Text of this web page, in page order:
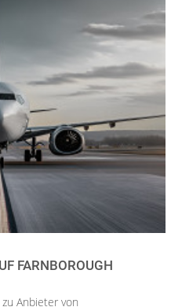
FARNBOROUGH
Anbieter von